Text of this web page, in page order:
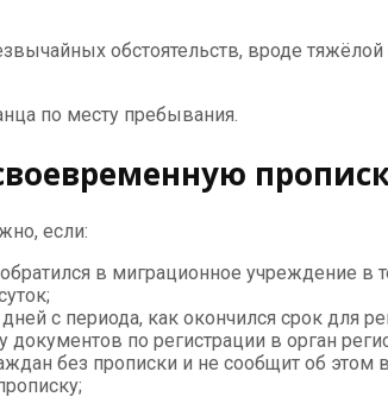
обстоятельств, вроде
по месту пребывания.
если:
в миграционное учреждение в
с периода, как окончился срок для
по регистрации в орган
без прописки и не сообщит об этом